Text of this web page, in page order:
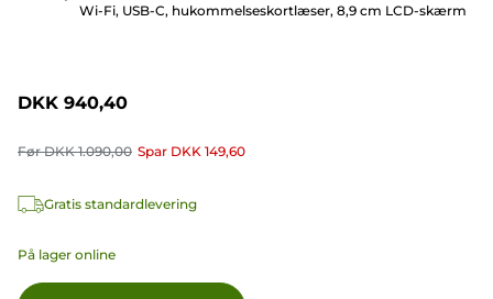
Wi-Fi, USB-C, hukommelseskortlæser, 8,9 cm LCD-skærm
DKK 940,40
FørDKK 1.090,00 Spar DKK 149,60
Gratis standardlevering
På lager online